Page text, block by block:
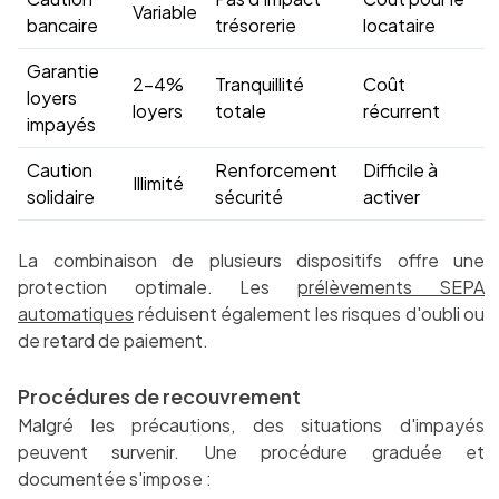
bancaire
Variable
trésorerie
locataire
Garantie
loyers
impayés
2-4%
loyers
Tranquillité
totale
Coût
récurrent
Caution
solidaire
Illimité
Renforcement
sécurité
Difficile à
activer
La combinaison de plusieurs dispositifs offre une
protection optimale. Les prélèvements SEPA
automatiques réduisent également les risques d'oubli ou
de retard de paiement.
Procédures de recouvrement
Malgré les précautions, des situations d'impayés
peuvent survenir. Une procédure graduée et
documentée s'impose :